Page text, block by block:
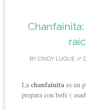
BY CINDY LUQUE//
Lachanfainita es un
prepara con bofe (